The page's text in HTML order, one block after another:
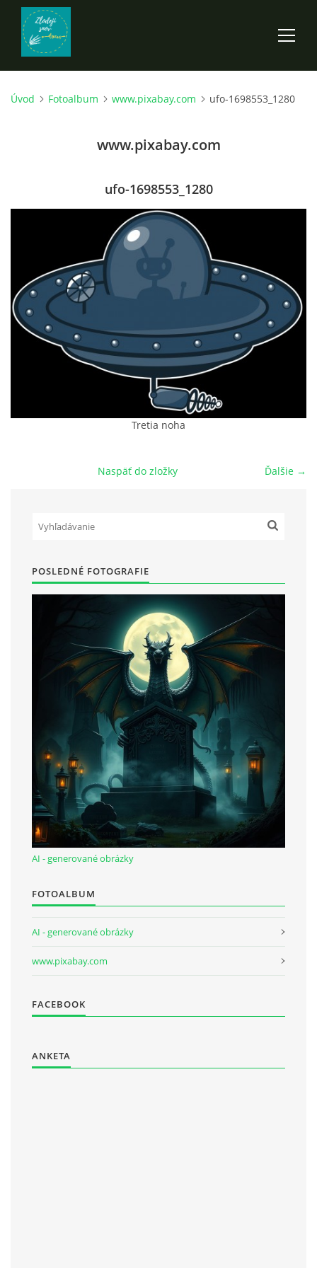
ÚVOD
SCI-FI A FANTASY
EGYRON: SIEDMY DEŇ - 3. DIEL
POVIEDKY
ANKETA
BARDIGON
TARA
VÍLA NA BRONZOVEJ ULICI
bludicka.cirezlo@gmail.com
Príbehy a poviedky na tejto stránke sú duševným
vlastníctvom autorov. Všetky práva vyhradené.
© 2026 eStránky.sk|RSS| WebSlice |Aktualizované 5. 8. 2026
Hore ↑
Úvod Fotoalbum www.pixabay.com ufo-1698553_1280
www.pixabay.com
ufo-1698553_1280
Tretia noha
Ďalšie →
Naspäť do zložky
POSLEDNÉ FOTOGRAFIE
AI - generované obrázky
FOTOALBUM
AI - generované obrázky
www.pixabay.com
FACEBOOK
ANKETA